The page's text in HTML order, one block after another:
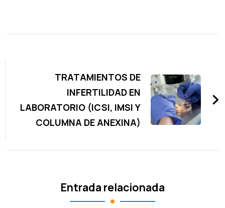
entradasTRATAMIENTOS DE
INFERTILIDAD EN
LABORATORIO (ICSI, IMSI Y
COLUMNA DE ANEXINA)
Entrada relacionada